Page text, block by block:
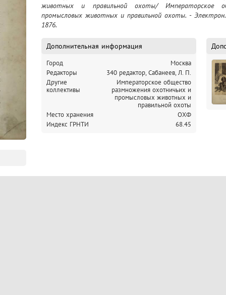
животных и правильной охоты/ Императорское
промысловых животных и правильной охоты. -
1876.
Дополнительная информация
Город
Москва
Редакторы
340 редактор, Сабанеев, Л. П.
Другие
коллективы
Императорское общество
размножения охотничьих и
промысловых животных и
правильной охоты
Место хранения
ОХФ
Индекс ГРНТИ
68.45